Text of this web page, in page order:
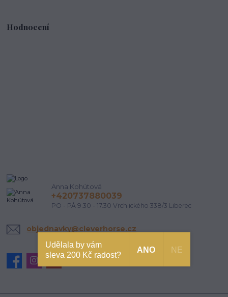
Hodnocení
Anna Kohútová
+420737880039
PO - PÁ 9.30 - 17.30 Vrchlického 338/3 Liberec
objednavky@cleverhorse.cz
Udělala by vám
sleva 200 Kč radost?
ANO NE